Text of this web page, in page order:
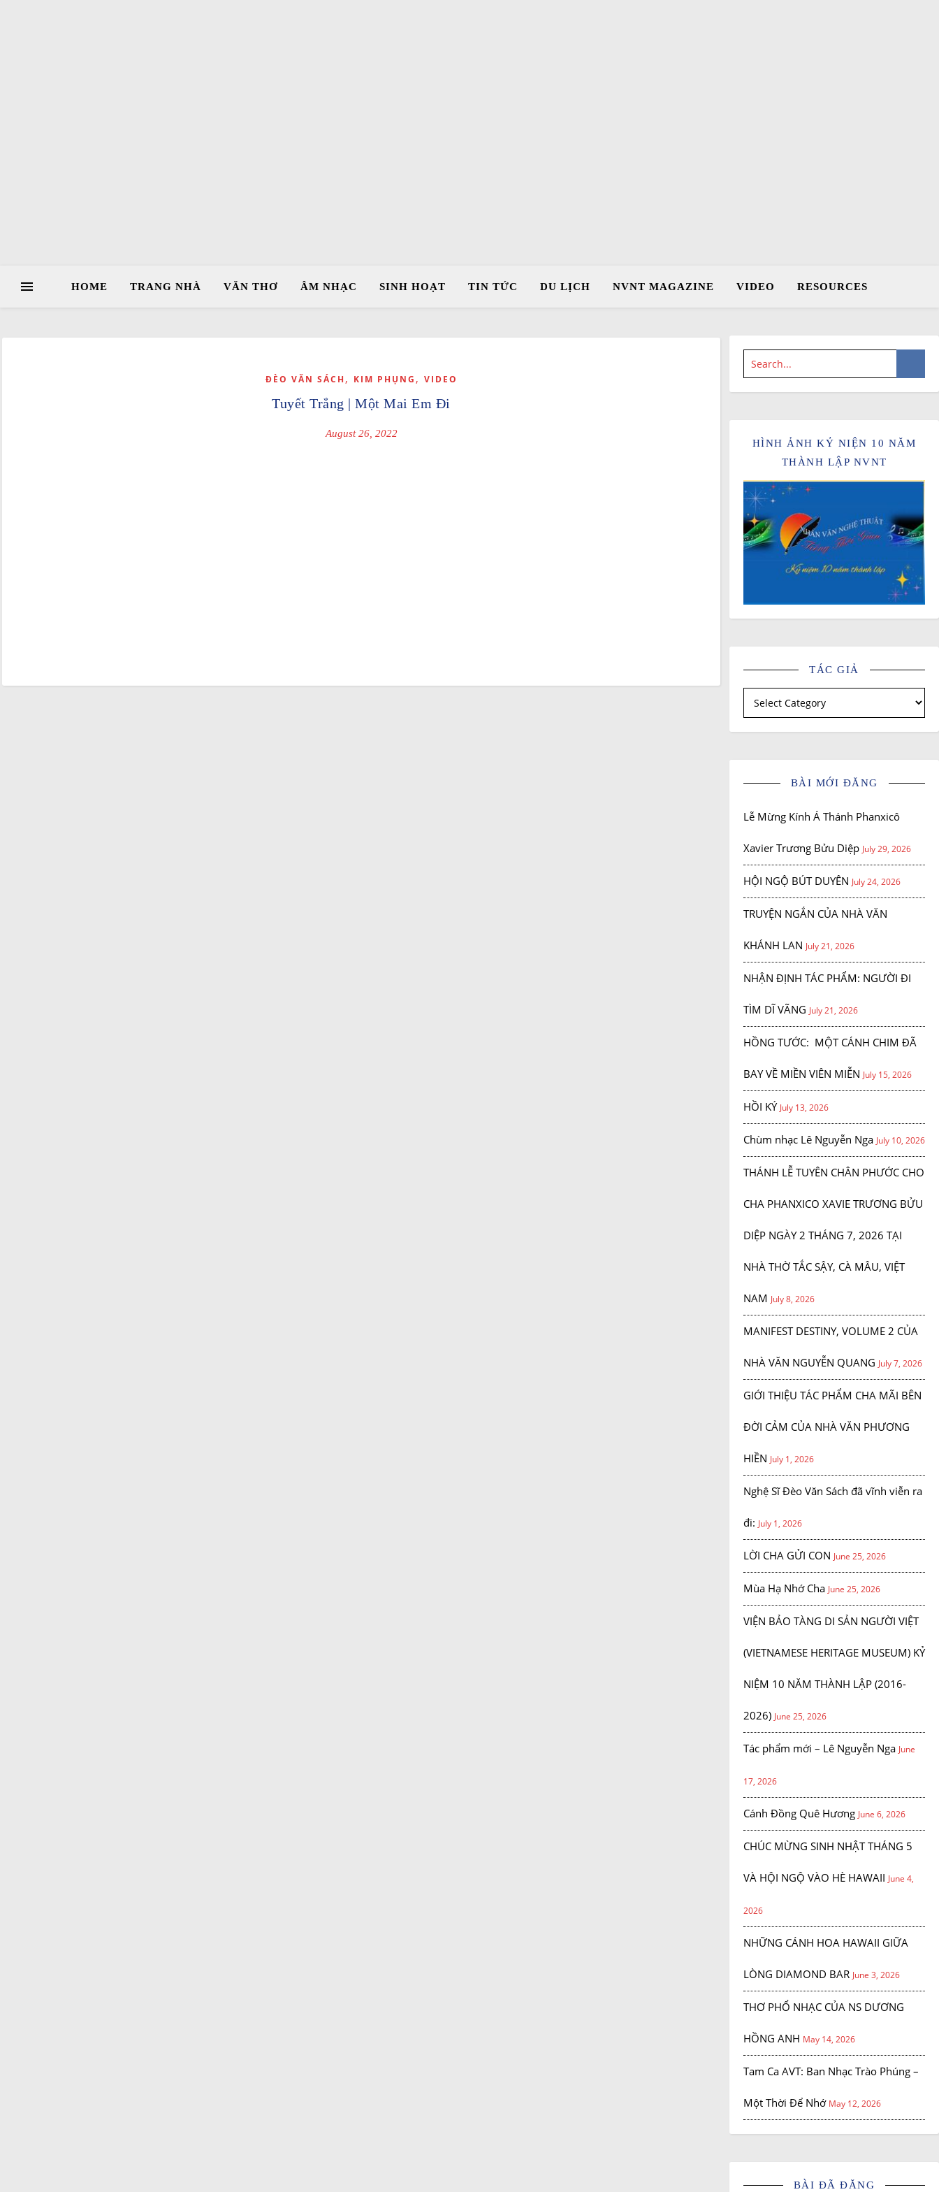
HOME TRANG NHÀ VĂN THƠ ÂM NHẠC SINH HOẠT TIN TỨC DU LỊCH NVNT MAGAZINE VIDEO RESOURCES
ĐÈO VĂN SÁCH , KIM PHỤNG , VIDEO
Tuyết Trắng | Một Mai Em Đi
August 26, 2022
HÌNH ẢNH KỶ NIỆN 10 NĂM
THÀNH LẬP NVNT
TÁC GIẢ
Tác giả
BÀI MỚI ĐĂNG
Lễ Mừng Kính Á Thánh Phanxicô
Xavier Trương Bửu Diệp July 29, 2026
HỘI NGỘ BÚT DUYÊN July 24, 2026
TRUYỆN NGẮN CỦA NHÀ VĂN
KHÁNH LAN July 21, 2026
NHẬN ĐỊNH TÁC PHẨM: NGƯỜI ĐI
TÌM DĨ VÃNG July 21, 2026
HỒNG TƯỚC: MỘT CÁNH CHIM ĐÃ
BAY VỀ MIỀN VIÊN MIỄN July 15, 2026
HỒI KÝ July 13, 2026
Chùm nhạc Lê Nguyễn Nga July 10, 2026
THÁNH LỄ TUYÊN CHÂN PHƯỚC CHO
CHA PHANXICO XAVIE TRƯƠNG BỬU
DIỆP NGÀY 2 THÁNG 7, 2026 TẠI
NHÀ THỜ TẮC SẬY, CÀ MÂU, VIỆT
NAM July 8, 2026
MANIFEST DESTINY, VOLUME 2 CỦA
NHÀ VĂN NGUYỄN QUANG July 7, 2026
GIỚI THIỆU TÁC PHẨM CHA MÃI BÊN
ĐỜI CẢM CỦA NHÀ VĂN PHƯƠNG
HIỀN July 1, 2026
Nghệ Sĩ Đèo Văn Sách đã vĩnh viễn ra
đi: July 1, 2026
LỜI CHA GỬI CON June 25, 2026
Mùa Hạ Nhớ Cha June 25, 2026
VIỆN BẢO TÀNG DI SẢN NGƯỜI VIỆT
(VIETNAMESE HERITAGE MUSEUM) KỶ
NIỆM 10 NĂM THÀNH LẬP (2016-
2026) June 25, 2026
Tác phẩm mới – Lê Nguyễn Nga June
17, 2026
Cánh Đồng Quê Hương June 6, 2026
CHÚC MỪNG SINH NHẬT THÁNG 5
VÀ HỘI NGỘ VÀO HÈ HAWAII June 4,
2026
NHỮNG CÁNH HOA HAWAII GIỮA
LÒNG DIAMOND BAR June 3, 2026
THƠ PHỔ NHẠC CỦA NS DƯƠNG
HỒNG ANH May 14, 2026
Tam Ca AVT: Ban Nhạc Trào Phúng –
Một Thời Để Nhớ May 12, 2026
BÀI ĐÃ ĐĂNG